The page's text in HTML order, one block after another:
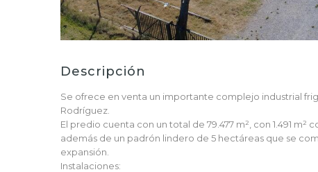
Descripción
Se ofrece en venta un importante complejo industrial
Rodríguez.
El predio cuenta con un total de 79.477 m², con 1.491
además de un padrón lindero de 5 hectáreas que se
expansión.
Instalaciones: